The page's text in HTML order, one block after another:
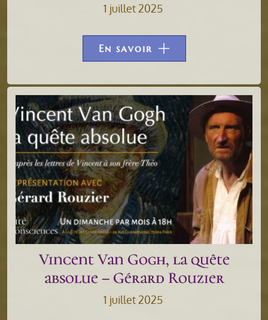
1 juillet 2025
En savoir
Vincent Van Gogh, la quête
absolue – Gérard Rouzier
1 juillet 2025